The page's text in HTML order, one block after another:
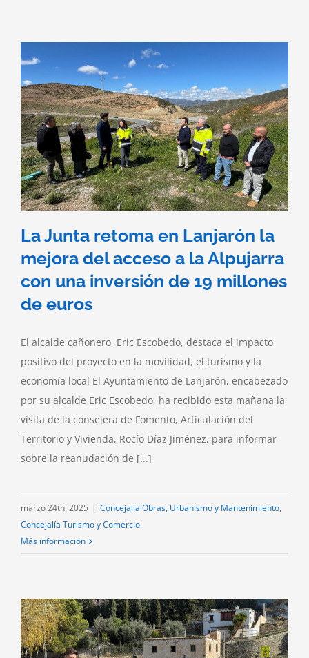
La Junta retoma en Lanjarón la
mejora del acceso a la Alpujarra
con una inversión de 19 millones
de euros
El alcalde cañonero, Eric Escobedo, destaca el impacto
positivo del proyecto en la movilidad, el turismo y la
economía local El Ayuntamiento de Lanjarón, encabezado
por su alcalde Eric Escobedo, ha recibido esta mañana la
visita de la consejera de Fomento, Articulación del
Territorio y Vivienda, Rocío Díaz Jiménez, para informar
sobre la reanudación de [...]
marzo 24th, 2025 | Concejalía Obras, Urbanismo y Mantenimiento,
Concejalía Turismo y Comercio
Más información